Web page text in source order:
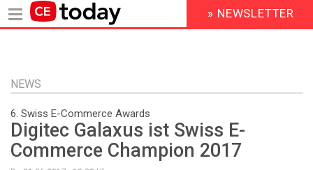
Inhalt
HEADER
MENU
» NEWSLETTER
NEWS
6. Swiss E-Commerce Awards
Digitec Galaxus ist Swiss E-
Commerce Champion 2017